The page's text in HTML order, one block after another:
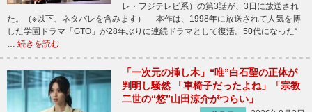
レ・フジテレビ系）の第3話が、3日に放送され
た。（※以下、ネタバレを含みます） 本作は、1998年に放送されて人気を博
した学園ドラマ「GTO」が28年ぶりに連続ドラマとして復活。50代になった“
続きを読む
「一次元の挿し木」“唯”白石聖の正体が
判明し騒然 「車椅子だったよね」「宗教
二世の“悠”山田涼介がつらい」